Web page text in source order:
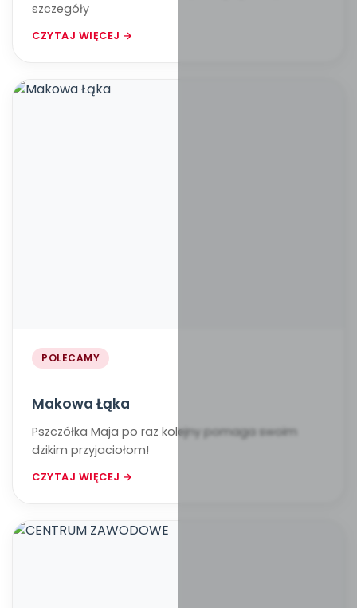
szczegóły
CZYTAJ WIĘCEJ →
POLECAMY
Makowa Łąka
Pszczółka Maja po raz kolejny pomaga swoim
dzikim przyjaciołom!
CZYTAJ WIĘCEJ →